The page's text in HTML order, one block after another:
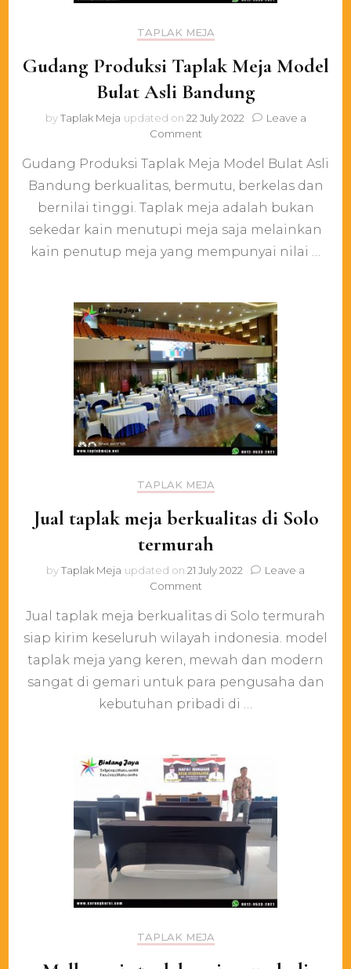
TAPLAK MEJA
Gudang Produksi Taplak Meja Model
Bulat Asli Bandung
byTaplak Meja updated on 22 July 2022
Leave a
Commenton
Produksi
Taplak
Model
Bulat
Bandung
Gudang Produksi Taplak Meja Model Bulat Asli
Bandung berkualitas, bermutu, berkelas dan
bernilai tinggi. Taplak meja adalah bukan
sekedar kain menutupi meja saja melainkan
kain penutup meja yang mempunyai nilai …
TAPLAK MEJA
Jual taplak meja berkualitas di Solo
termurah
byTaplak Meja updated on 21 July 2022
Leave a
Commenton
taplak
meja
di
Solo
Jual taplak meja berkualitas di Solo termurah
siap kirim keseluruh wilayah indonesia. model
taplak meja yang keren, mewah dan modern
sangat di gemari untuk para pengusaha dan
kebutuhan pribadi di …
TAPLAK MEJA